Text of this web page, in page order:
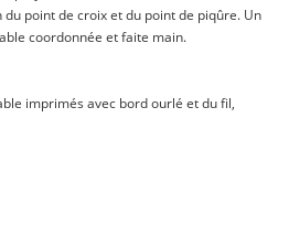
du point de croix et du point de piqûre. Un
coordonnée et faite main.
imprimés avec bord ourlé et du fil,